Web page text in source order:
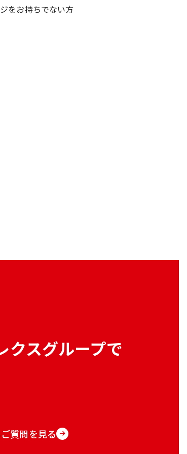
をお持ちでない方
クスグループで
質問を見る